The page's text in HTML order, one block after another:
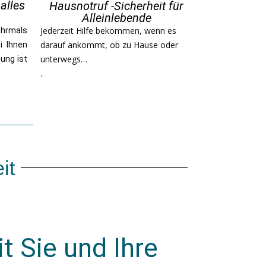
Ihnen
ist
Hausnotruf -Sicherheit für
Alleinlebende
Jederzeit Hilfe bekommen, wenn es
darauf ankommt, ob zu Hause oder
unterwegs…
.
Sie und Ihre